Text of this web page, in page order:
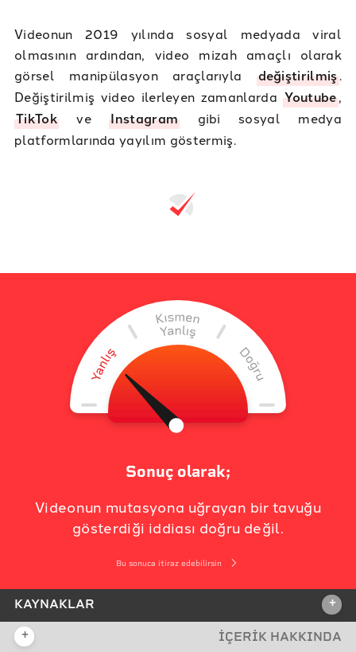
Videonun 2019 yılında sosyal medyada viral
olmasının ardından, video mizah amaçlı olarak
görsel manipülasyon araçlarıyla değiştirilmiş.
Değiştirilmiş video ilerleyen zamanlardaYoutube,
TikTokveInstagram gibi sosyal medya
platformlarında yayılım göstermiş.
Sonuç olarak;
Videonun mutasyona uğrayan bir tavuğu
gösterdiği iddiası doğru değil.
Bu sonuca itiraz edebilirsin
KAYNAKLAR +
+ İÇERİK HAKKINDA